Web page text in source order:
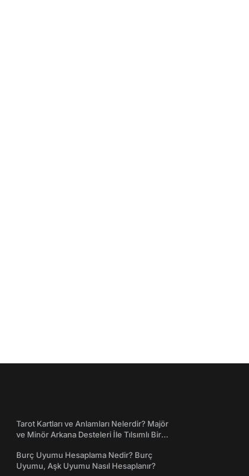
Tarot Kartları ve Anlamları Nelerdir? Majör
ve Minör Arkana Desteleri İle Tılsımlı Bir
Burç Uyumu Hesaplama Nedir? Burç
Uyumu, Aşk Uyumu Nasıl Hesaplanır?